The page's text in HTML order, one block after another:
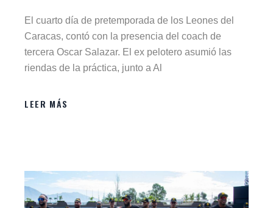
El cuarto día de pretemporada de los Leones del
Caracas, contó con la presencia del coach de
tercera Oscar Salazar. El ex pelotero asumió las
riendas de la práctica, junto a Al
LEER MÁS